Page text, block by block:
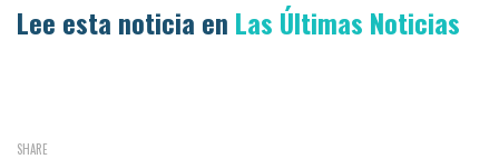
Lee esta noticia en Las Últimas Noticias
SHARE